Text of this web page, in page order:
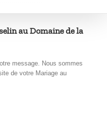
au Domaine de la
message. Nous sommes
de votre Mariage au